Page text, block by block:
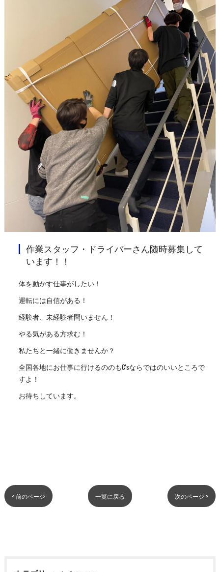
作業スタッフ・ドライバーさん随時募集して
います！！
体を動かす仕事がしたい！
運転には自信がある！
経験者、未経験者問いません！
やる気がある方求む！
私たちと一緒に働きませんか？
全国各地にお仕事に行けるののもC'sならではのいいところで
すよ！
お待ちしています。
< 前のページ 一覧に戻る 次のページ >